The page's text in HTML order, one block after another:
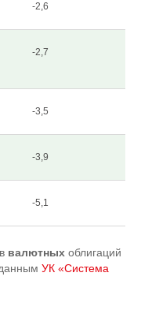
-2,6
-2,7
-3,5
-3,9
-5,1
валютных облигаций
УК «Система